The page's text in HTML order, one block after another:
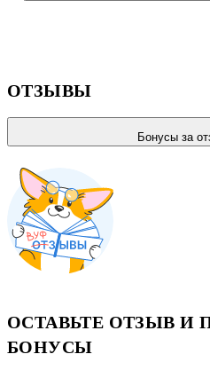
ОТЗЫВЫ
Бонусы за
ОСТАВЬТЕ ОТЗЫВ И
БОНУСЫ